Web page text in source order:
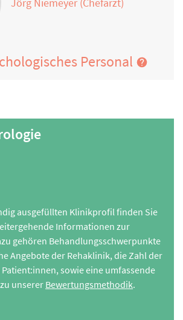
Personal
ausgefüllten Klinikprofil finden Sie
Informationen zur
gehören Behandlungsschwerpunkte
Angebote der Rehaklinik, die Zahl der
sowie eine umfassende
unserer Bewertungsmethodik.